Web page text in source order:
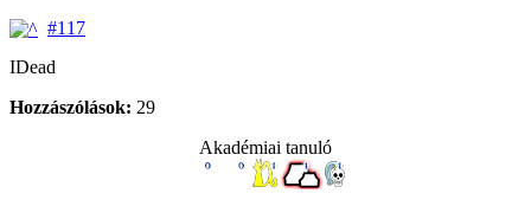
#117
IDead
Hozzászólások: 29
Akadémiai tanuló